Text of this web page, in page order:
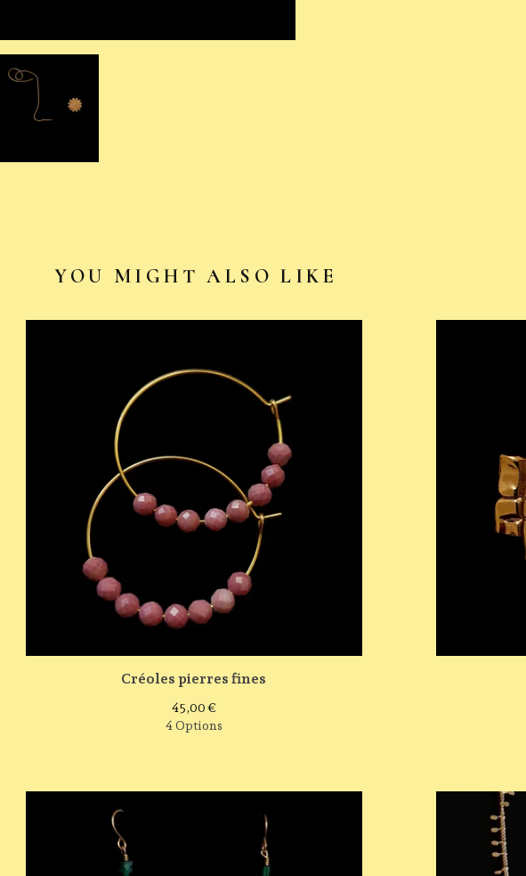
YOU MIGHT ALSO LIKE
Créoles pierres fines
45,00€
4 Options